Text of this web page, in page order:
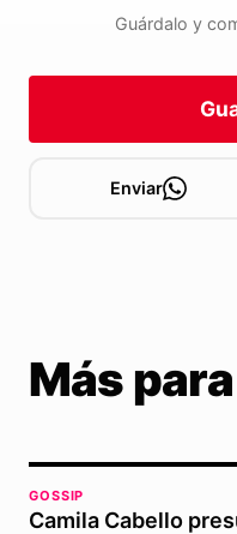
Guárdalo y
Enviar
Más
GOSSIP
Camila Cabello